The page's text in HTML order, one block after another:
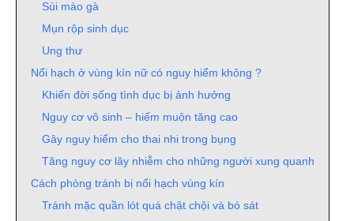
Sùi mào gà
Mụn rộp sinh dục
Ung thư
Nổi hạch ở vùng kín nữ có nguy hiểm không ?
Khiến đời sống tình dục bị ảnh hưởng
Nguy cơ vô sinh – hiếm muộn tăng cao
Gây nguy hiểm cho thai nhi trong bụng
Tăng nguy cơ lây nhiễm cho những người xung quanh
Cách phòng tránh bị nổi hạch vùng kín
Tránh mặc quần lót quá chật chội và bó sát